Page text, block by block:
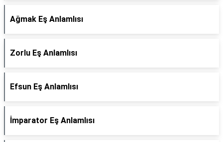
Ağmak Eş Anlamlısı
Zorlu Eş Anlamlısı
Efsun Eş Anlamlısı
İmparator Eş Anlamlısı